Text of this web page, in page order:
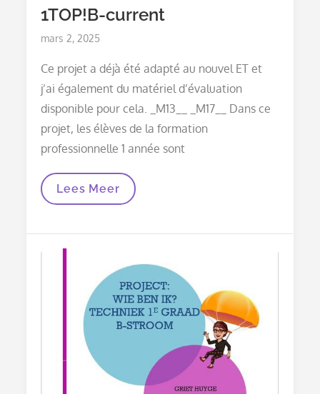
1TOP!B-current
Posted
mars 2, 2025
Ce projet a déjà été adapté au nouvel ET et
j’ai également du matériel d’évaluation
disponible pour cela. _M13__ _M17__ Dans ce
projet, les élèves de la formation
professionnelle 1 année sont
LKR
Qui
Suis-
Current
Lees Meer